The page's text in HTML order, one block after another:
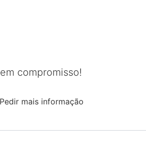
compromisso!
Pedir mais informação